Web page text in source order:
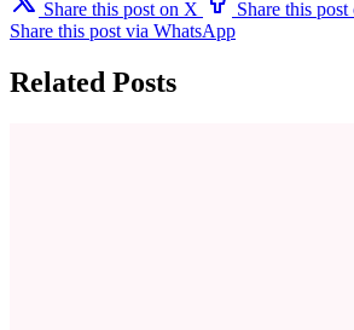
Share this post on X
Share this
Share this post via WhatsApp
Related Posts